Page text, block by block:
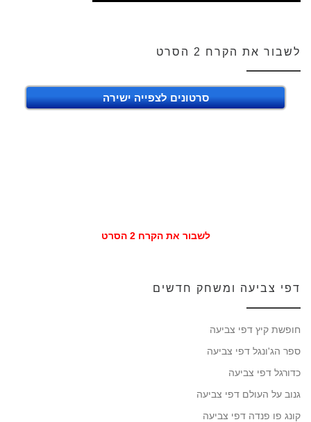
לשבור את הקרח 2 הסרט
סרטונים לצפייה ישירה
לשבור את הקרח 2 הסרט
דפי צביעה ומשחק חדשים
חופשת קיץ דפי צביעה
ספר הג'ונגל דפי צביעה
כדורגל דפי צביעה
גנוב על העולם דפי צביעה
קונג פו פנדה דפי צביעה